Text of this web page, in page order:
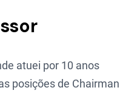
atuei por 10 anos
posições de Chairman